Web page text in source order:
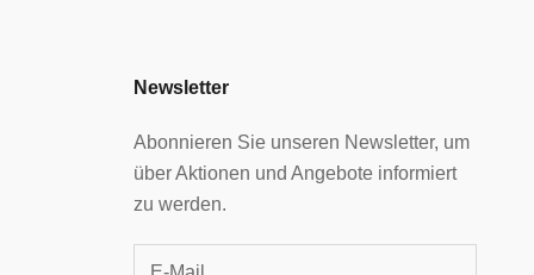
Newsletter
Abonnieren Sie unseren Newsletter, um
über Aktionen und Angebote informiert
zu werden.